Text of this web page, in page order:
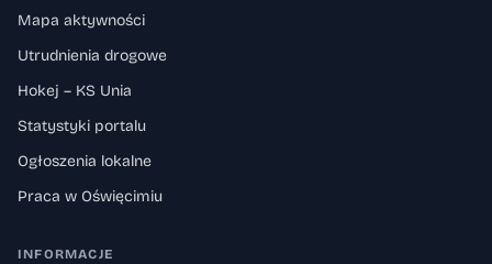
Mapa aktywności
Utrudnienia drogowe
Hokej – KS Unia
Statystyki portalu
Ogłoszenia lokalne
Praca w Oświęcimiu
INFORMACJE